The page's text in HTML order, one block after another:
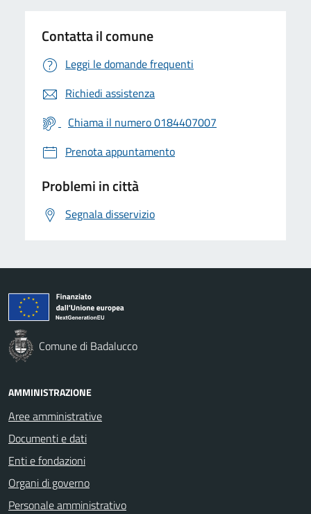
Contatta il comune
Leggi le domande frequenti
Richiedi assistenza
Chiama il numero 0184407007
Prenota appuntamento
Problemi in città
Segnala disservizio
Comune di Badalucco
AMMINISTRAZIONE
Aree amministrative
Documenti e dati
Enti e fondazioni
Organi di governo
Personale amministrativo